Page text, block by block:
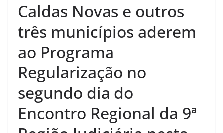
Caldas Novas e outros
três municípios aderem
ao Programa
Regularização no
segundo dia do
Encontro Regional da 9ª